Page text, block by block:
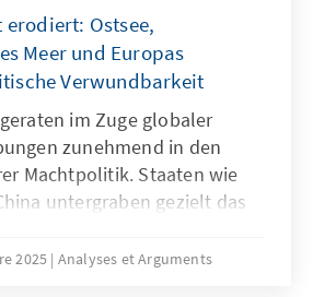
zu den institutionalisierten
erodiert: Ostsee,
Meer und Europas
Verwundbarkeit
im Zuge globaler
zunehmend in den
Machtpolitik. Staaten wie
untergraben gezielt das
die als „Lawfare“
2025 Analyses et Arguments